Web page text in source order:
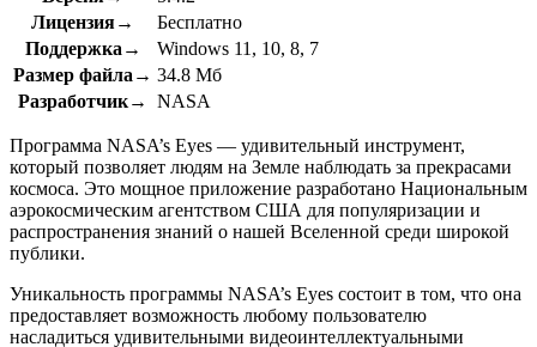
Лицензия→
Бесплатно
Поддержка→
Windows 11, 10, 8, 7
Размер файла→ 34.8 Мб
Разработчик→
NASA
Программа NASA’s Eyes — удивительный инструмент,
который позволяет людям на Земле наблюдать за прекрасами
космоса. Это мощное приложение разработано Национальным
аэрокосмическим агентством США для популяризации и
распространения знаний о нашей Вселенной среди широкой
публики.
Уникальность программы NASA’s Eyes состоит в том, что она
предоставляет возможность любому пользователю
насладиться удивительными видеоинтеллектуальными